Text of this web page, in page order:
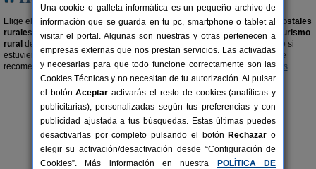
Elige el destino que quieres yreserva una habitaciónen uno de estos
hostales
rurales disponibles. Lugares acogedores y con encanto parapracticar turismo
rural de una forma cómoda y tranquila. Con todas las comodidades como si
estuvieras en tu casa y con el encanto rural que tanto te gusta. También te
recomendamos buscar en nuestra selección de HotelesyHoteles Rurales.
2-42 pers.
Posada Doña Urraca
Una cookie o galleta informática es un pequeño archivo de
información que se guarda en tu pc, smartphone o tablet al
visitar el portal. Algunas son nuestras y otras pertenecen a
empresas externas que nos prestan servicios. Las activadas
y necesarias para que todo funcione correctamente son las
Cookies Técnicas y no necesitan de tu autorización. Al pulsar
el botónAceptar activarás el resto de cookies (analíticas y
publicitarias), personalizadas según tus preferencias y con
publicidad ajustada a tus búsquedas. Estas últimas puedes
desactivarlas por completo pulsando el botón Rechazar o
elegir su activación/desactivación desde “Configuración de
Cookies”. Más información en nuestra
POLÍTICA DE